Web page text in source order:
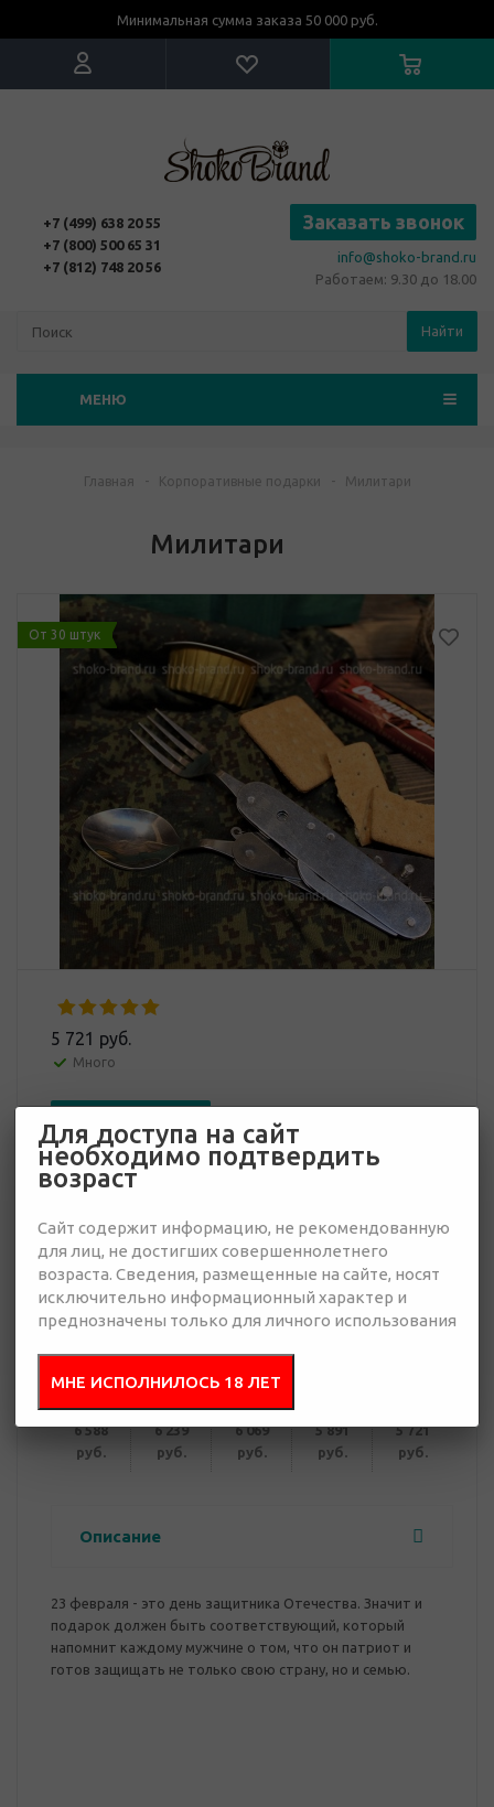
Минимальная сумма заказа 50 000 руб.
+7 (499) 638 20 55
+7 (800) 500 65 31
+7 (812) 748 20 56
Заказать звонок
info@shoko-brand.ru
Работаем: 9.30 до 18.00
Найти
МЕНЮ
Главная - Корпоративные подарки - Милитари
Милитари
От 30 штук
5 721 руб.
Много
запрос
презентацию
В корзину
Купить в 1 клик
от 15 от 30 от 50
6 588
руб.
6 239
руб.
6 069
руб.
5 891
руб.
5 721
руб.
Описание
23 февраля - это день защитника Отечества. Значит и
подарок должен быть соответствующий, который
напомнит каждому мужчине о том, что он патриот и
готов защищать не только свою страну, но и семью.
Для доступа на сайт
необходимо подтвердить
возраст
Сайт содержит информацию, не рекомендованную
для лиц, не достигших совершеннолетнего
возраста. Сведения, размещенные на сайте, носят
исключительно информационный характер и
преднозначены только для личного использования
МНЕ ИСПОЛНИЛОСЬ 18 ЛЕТ